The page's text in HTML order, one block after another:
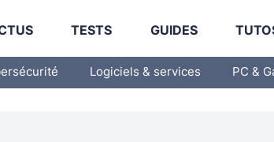
TESTS GUIDES
Logiciels & services PC &